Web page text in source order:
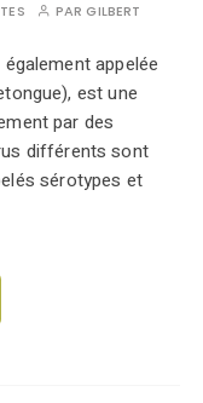
PARGILBERT
appelée
est une
par des
différents sont
sérotypes et